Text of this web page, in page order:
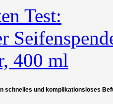
schnelles und komplikationsloses